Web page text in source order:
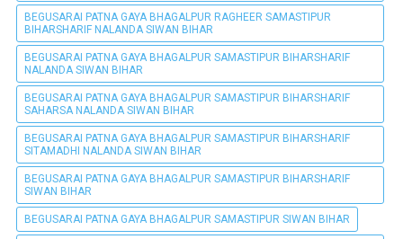
BEGUSARAI PATNA GAYA BHAGALPUR RAGHEER SAMASTIPUR
BIHARSHARIF NALANDA SIWAN BIHAR
BEGUSARAI PATNA GAYA BHAGALPUR SAMASTIPUR BIHARSHARIF
NALANDA SIWAN BIHAR
BEGUSARAI PATNA GAYA BHAGALPUR SAMASTIPUR BIHARSHARIF
SAHARSA NALANDA SIWAN BIHAR
BEGUSARAI PATNA GAYA BHAGALPUR SAMASTIPUR BIHARSHARIF
SITAMADHI NALANDA SIWAN BIHAR
BEGUSARAI PATNA GAYA BHAGALPUR SAMASTIPUR BIHARSHARIF
SIWAN BIHAR
BEGUSARAI PATNA GAYA BHAGALPUR SAMASTIPUR SIWAN BIHAR